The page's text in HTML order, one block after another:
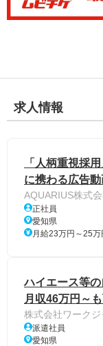
求人情報
「人柄重視採
に携わる広告
AQUARIUS株式
正社員
愛知県
月給23万円～25万
ハイエース等
月収46万円～
株式会社ワークジ
派遣社員
愛知県